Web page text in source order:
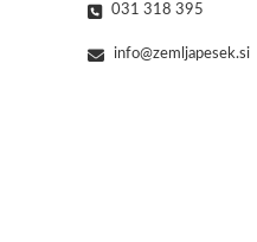
031 318 395
info@zemljapesek.si